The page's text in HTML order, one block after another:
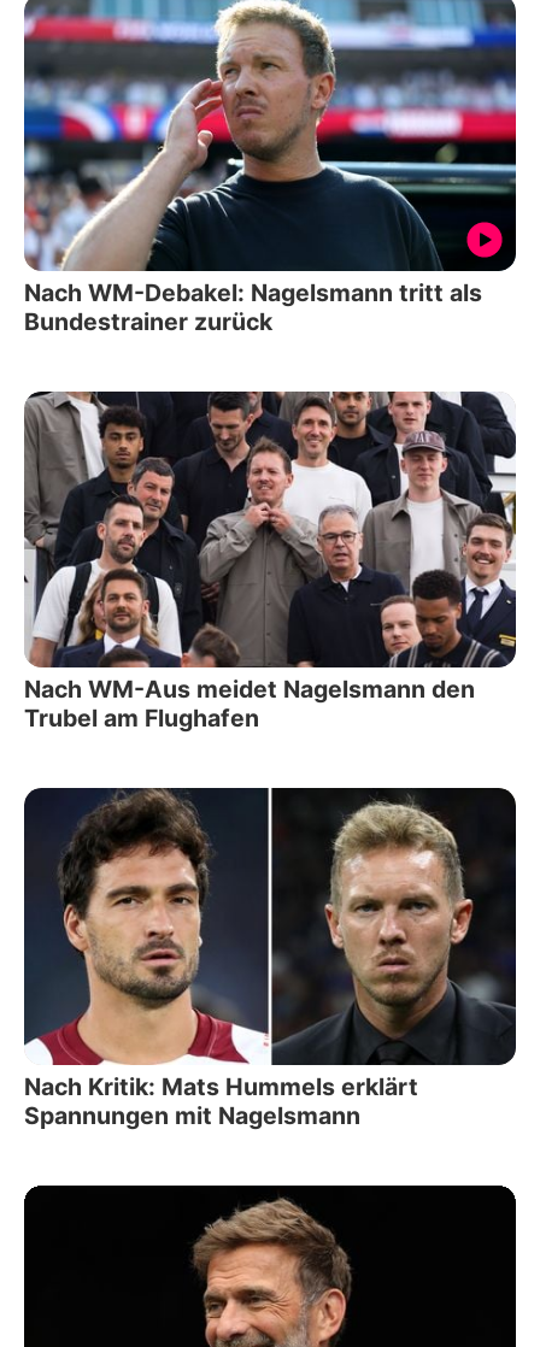
Nach WM-Debakel: Nagelsmann tritt als
Bundestrainer zurück
Nach WM-Aus meidet Nagelsmann den
Trubel am Flughafen
Nach Kritik: Mats Hummels erklärt
Spannungen mit Nagelsmann